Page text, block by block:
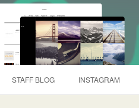
STAFF BLOG INSTAGRAM